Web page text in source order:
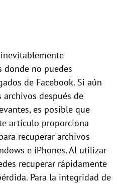
donde no puedes
de Facebook. Si aún
después de
es posible que
artículo proporciona
recuperar archivos
e iPhones. Al utilizar
recuperar rápidamente
Para la integridad de